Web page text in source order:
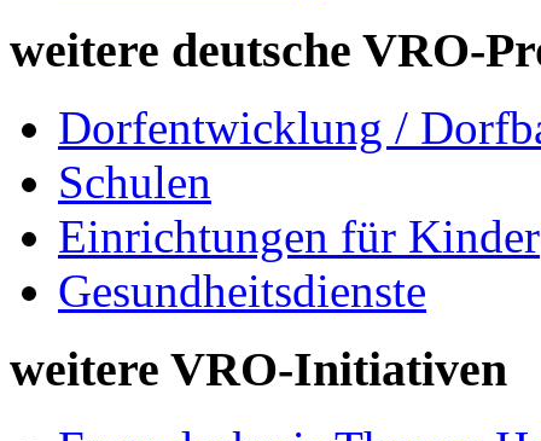
weitere deutsche VRO-
Dorfentwicklung /
Schulen
Einrichtungen für Kinder
Gesundheitsdienste
weitere VRO-Initiativen